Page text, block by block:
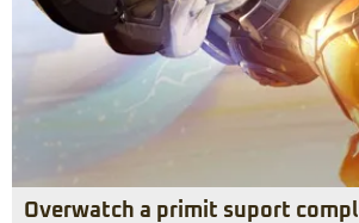
Overwatch a primit suport